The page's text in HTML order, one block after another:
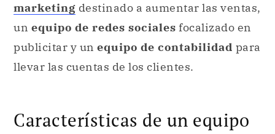
marketing destinado a aumentar las ventas,
un equipo de redes sociales focalizado en
publicitar y un equipo de contabilidad para
llevar las cuentas de los clientes.
Características de un equipo